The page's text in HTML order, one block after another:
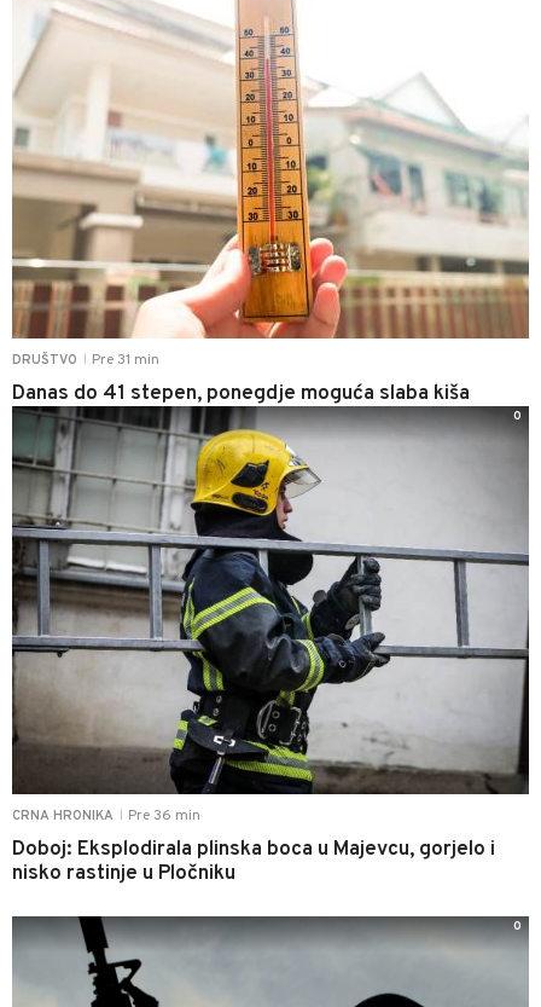
DRUŠTVO Pre 31 min
Danas do 41 stepen, ponegdje moguća slaba kiša
CRNA HRONIKA Pre 36 min
Doboj: Eksplodirala plinska boca u Majevcu, gorjelo i
nisko rastinje u Pločniku
0
0